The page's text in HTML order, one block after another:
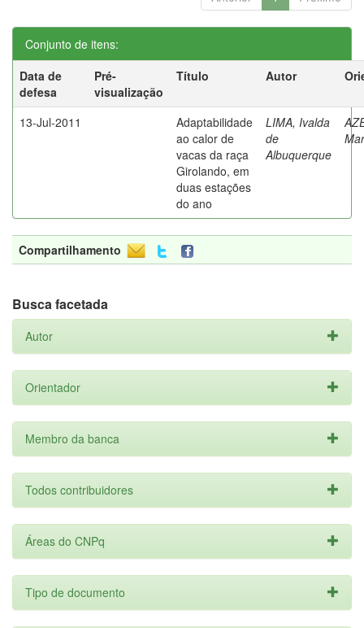
Conjunto de itens:
Data de
defesa
Pré-
visualização
Título Autor
13-Jul-2011
Adaptabilidade
ao calor de
vacas da raça
Girolando, em
duas estações
do ano
LIMA, Ivalda
de
Albuquerque
Compartilhamento
Busca facetada
Autor
Orientador
Membro da banca
Todos contribuidores
Áreas do CNPq
Tipo de documento